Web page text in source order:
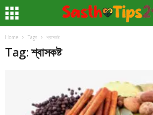
Home Tags শ্বাসকষ্ট
Tag: শ্বাসকষ্ট